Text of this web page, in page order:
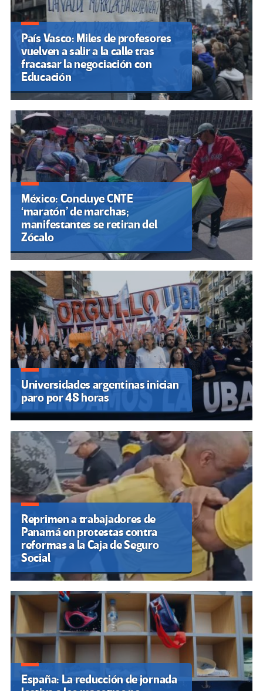
País Vasco: Miles de profesores
vuelven a salir a la calle tras
fracasar la negociación con
Educación
México: Concluye CNTE
‘maratón’ de marchas;
manifestantes se retiran del
Zócalo
Universidades argentinas inician
paro por 48 horas
Reprimen a trabajadores de
Panamá en protestas contra
reformas a la Caja de Seguro
Social
España: La reducción de jornada